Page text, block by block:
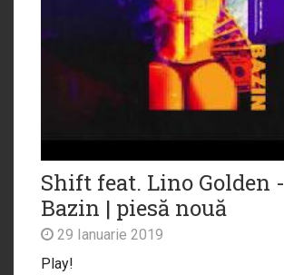
Shift feat. Lino Golden -
Bazin | piesă nouă
29 Ianuarie 2019
Play!